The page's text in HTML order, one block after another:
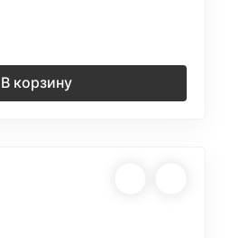
В корзину